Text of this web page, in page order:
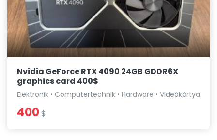
Nvidia GeForce RTX 4090 24GB GDDR6X
graphics card 400$
Elektronik • Computertechnik • Hardware • Videókártya
400$